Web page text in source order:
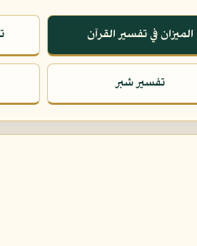
الميزان في تفسير القرآن
تفسير شبر